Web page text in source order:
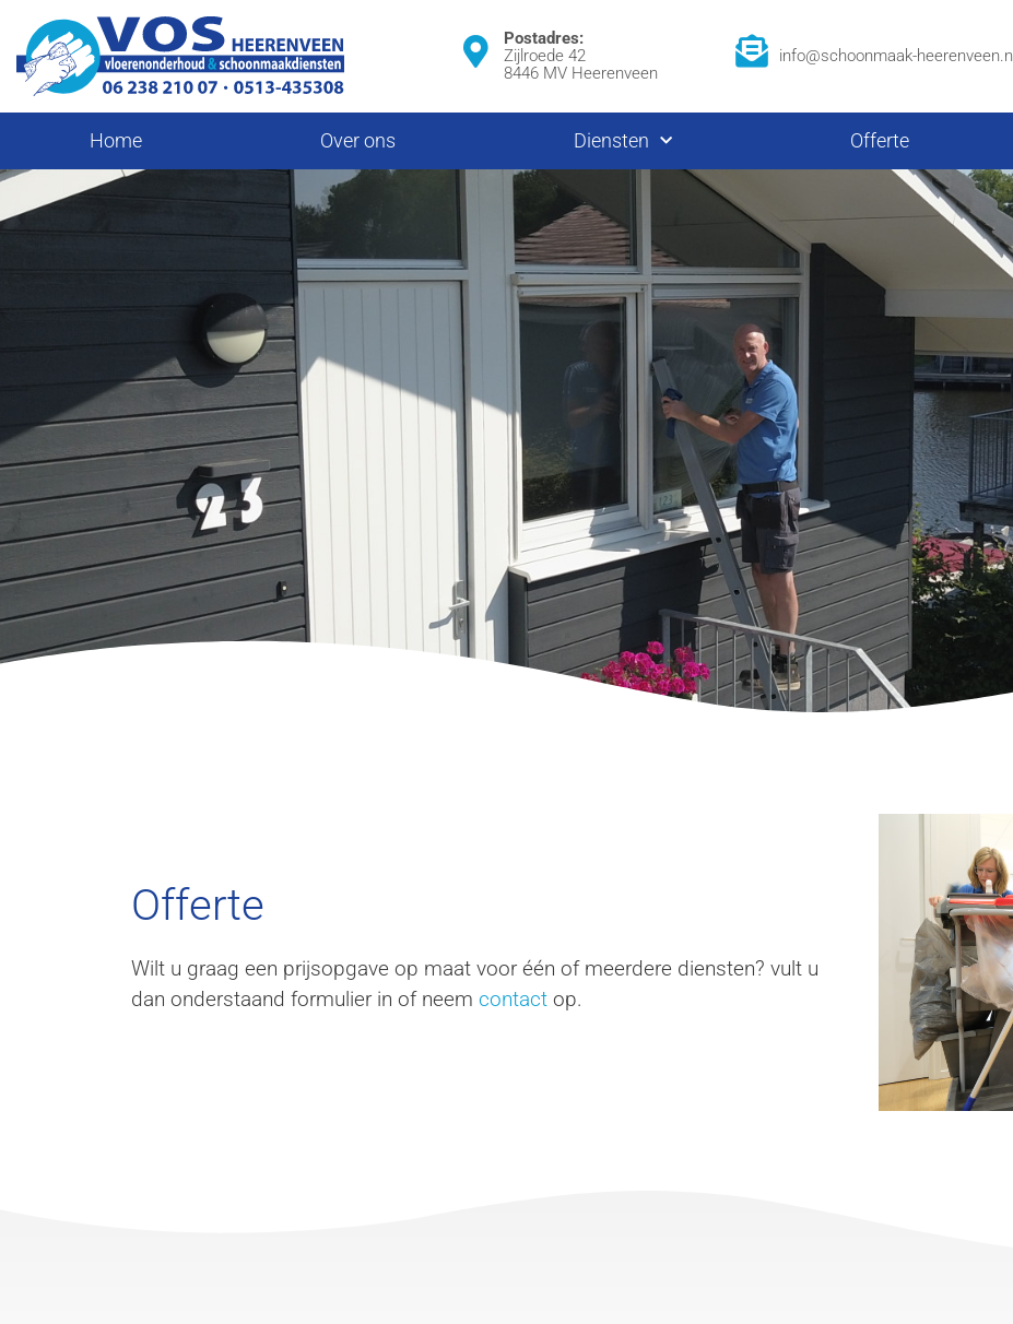
Postadres:
Zijlroede 42
8446 MV Heerenveen
info@schoonmaak-heerenveen.nl
Home Over ons Diensten Offerte
e
Offerte
Wilt u graag een prijsopgave op maat voor één of meerdere diensten? vult u
dan onderstaand formulier in of neem contact op.